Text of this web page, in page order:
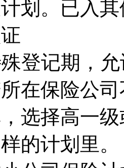
划。已入
登记期，
在保险公
选择高一
的计划里。